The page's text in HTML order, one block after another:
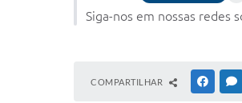
Siga-nos em nossas
COMPARTILHAR